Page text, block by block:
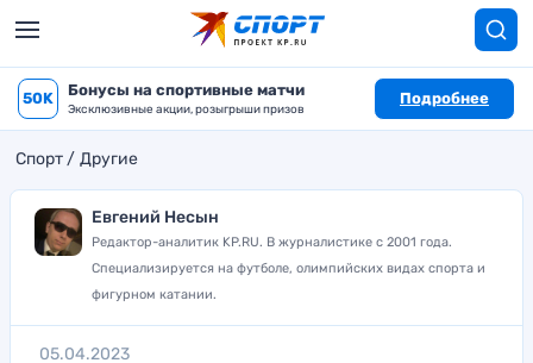
50K Бонусы на спортивные матчи
Эксклюзивные акции, розыгрыши призов
Подробнее
Спорт Другие
Евгений Несын
Редактор-аналитик KP.RU. В журналистике с 2001 года.
Специализируется на футболе, олимпийских видах спорта и
фигурном катании.
05.04.2023